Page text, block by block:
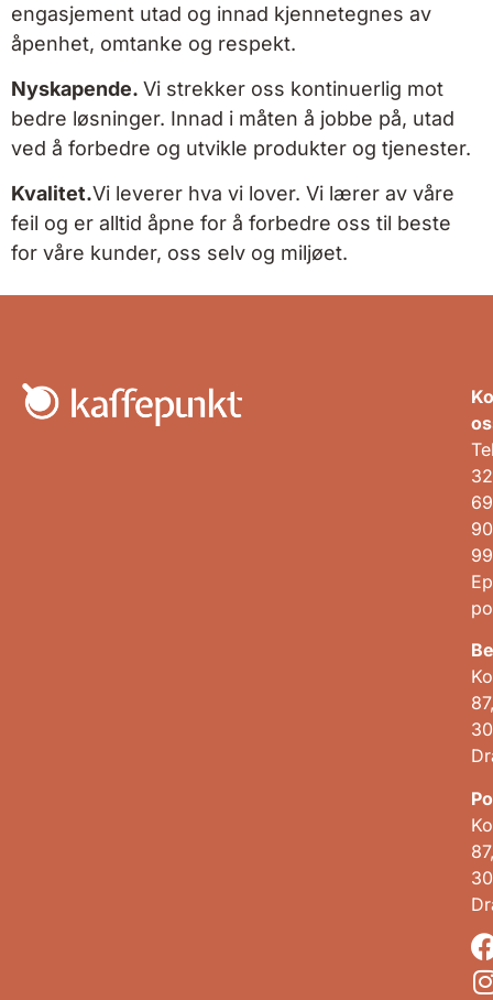
engasjement utad og innad kjennetegnes av
åpenhet, omtanke og respekt.
Nyskapende. Vi strekker oss kontinuerlig mot
bedre løsninger. Innad i måten å jobbe på, utad
ved å forbedre og utvikle produkter og tjenester.
Kvalitet.Vi leverer hva vi lover. Vi lærer av våre
feil og er alltid åpne for å forbedre oss til beste
for våre kunder, oss selv og miljøet.
32
69
90
99